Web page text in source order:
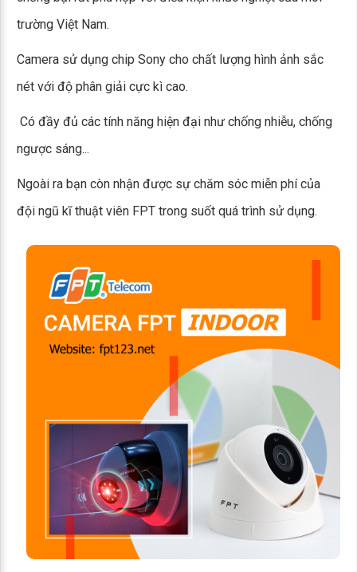
trường Việt Nam.
Camera sử dụng chip Sony cho chất lượng hình ảnh sắc
nét với độ phân giải cực kì cao.
Có đầy đủ các tính năng hiện đại như chống nhiễu, chống
ngược sáng...
Ngoài ra bạn còn nhận được sự chăm sóc miễn phí của
đội ngũ kĩ thuật viên FPT trong suốt quá trình sử dụng.